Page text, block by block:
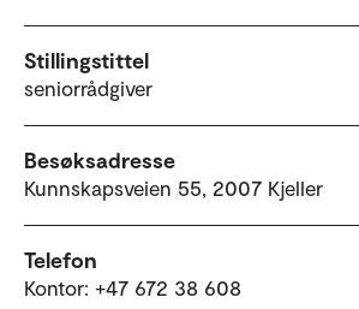
Stillingstittel
seniorrådgiver
Besøksadresse
Kunnskapsveien 55, 2007 Kjeller
Telefon
Kontor: +47 672 38 608